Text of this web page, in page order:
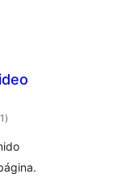
total
ratings
)